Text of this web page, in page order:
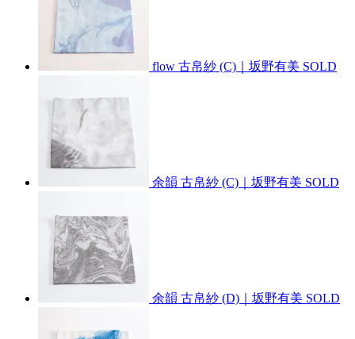
flow 古帛紗 (C)｜坂野有美 SOLD
余韻 古帛紗 (C)｜坂野有美 SOLD
余韻 古帛紗 (D)｜坂野有美 SOLD